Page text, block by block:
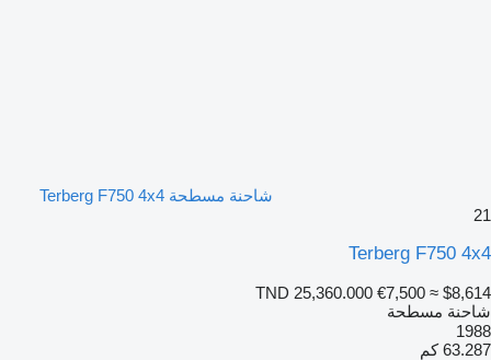
شاحنة مسطحة Terberg F750 4x4
21
Terberg F750 4x4
TND 25,360.000 €7,500 ≈ $8,614
شاحنة مسطحة
1988
63.287 كم